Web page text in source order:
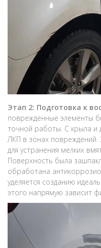
Этап 2: Подготовка к
поврежденные элементы
точной работы. С крыла и
ЛКП в зонах
для устранения мелких
Поверхность была
обработана
уделяется созданию
этого напрямую зависит